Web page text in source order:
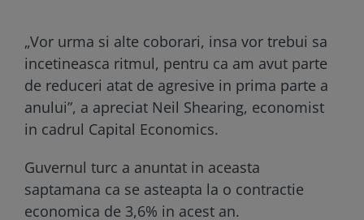
„Vor urma si alte coborari, insa vor trebui sa
incetineasca ritmul, pentru ca am avut parte
de reduceri atat de agresive in prima parte a
anului”, a apreciat Neil Shearing, economist
in cadrul Capital Economics.
Guvernul turc a anuntat in aceasta
saptamana ca se asteapta la o contractie
economica de 3,6% in acest an.